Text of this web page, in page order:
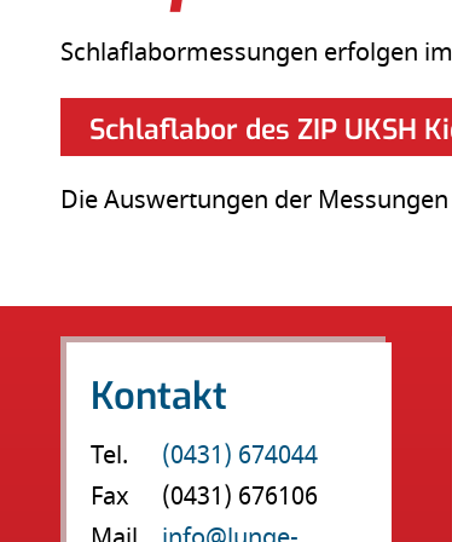
Schlaflabormessungen erfolgen
Schlaflabor des ZIP UKSH
Die Auswertungen der
Kontakt
Tel.
(0431) 674044
Fax
(0431) 676106